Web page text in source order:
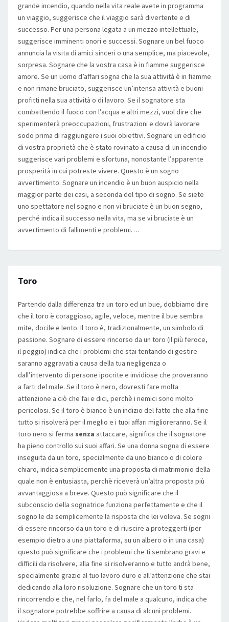
grande incendio, quando nella vita reale avete in programma
un viaggio, suggerisce che il viaggio sarà divertente e di
successo. Per una persona legata a un mezzo intellettuale,
suggerisce imminenti onori e successi. Sognare un bel fuoco
annuncia la visita di amici sinceri o una semplice, ma piacevole,
sorpresa. Sognare che la vostra casa è in fiamme suggerisce
amore. Se un uomo d’affari sogna che la sua attività è in fiamme
e non rimane bruciato, suggerisce un’intensa attività e buoni
profitti nella sua attività o di lavoro. Se il sognatore sta
combattendo il fuoco con l’acqua e altri mezzi, vuol dire che
sperimenterà preoccupazioni, frustrazioni e dovrà lavorare
sodo prima di raggiungere i suoi obiettivi. Sognare un edificio
di vostra proprietà che è stato rovinato a causa di un incendio
suggerisce vari problemi e sfortuna, nonostante l’apparente
prosperità in cui potreste vivere. Questo è un sogno
avvertimento. Sognare un incendio è un buon auspicio nella
maggior parte dei casi, a seconda del tipo di sogno. Se siete
uno spettatore nel sogno e non vi bruciate è un buon segno,
perché indica il successo nella vita, ma se vi bruciate è un
avvertimento di fallimenti e problemi….
Toro
Partendo dalla differenza tra un toro ed un bue, dobbiamo dire
che il toro è coraggioso, agile, veloce, mentre il bue sembra
mite, docile e lento. Il toro è, tradizionalmente, un simbolo di
passione. Sognare di essere rincorso da un toro (il più feroce,
il peggio) indica che i problemi che stai tentando di gestire
saranno aggravati a causa della tua negligenza o
dall’intervento di persone ipocrite e invidiose che proveranno
a farti del male. Se il toro è nero, dovresti fare molta
attenzione a ciò che fai e dici, perchè i nemici sono molto
pericolosi. Se il toro è bianco è un indizio del fatto che alla fine
tutto si risolverà per il meglio e i tuoi affari miglioreranno. Se il
toro nero si ferma senza attaccare, significa che il sognatore
ha pieno controllo sui suoi affari. Se una donna sogna di essere
inseguita da un toro, specialmente da uno bianco o di colore
chiaro, indica semplicemente una proposta di matrimonio della
quale non è entusiasta, perchè riceverà un’altra proposta più
avvantaggiosa a breve. Questo può significare che il
subconscio della sognatrice funziona perfettamente e che il
sogno le da semplicemente la risposta che lei voleva. Se sogni
di essere rincorso da un toro e di riuscire a proteggerti (per
esempio dietro a una piattaforma, su un albero o in una casa)
questo può significare che i problemi che ti sembrano gravi e
difficili da risolvere, alla fine si risolveranno e tutto andrà bene,
specialmente grazie al tuo lavoro duro e all’attenzione che stai
dedicando alla loro risoluzione. Sognare che un toro ti sta
rincorrendo e che, nel farlo, fa del male a qualcuno, indica che
il sognatore potrebbe soffrire a causa di alcuni problemi.